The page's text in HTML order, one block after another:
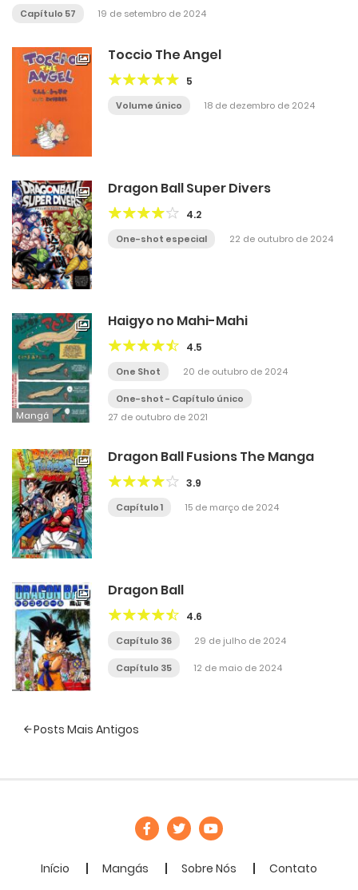
Capítulo 57
19 de setembro de 2024
Toccio The Angel
5
Volume único 18 de dezembro de 2024
Dragon Ball Super Divers
4.2
One-shot especial 22 de outubro de 2024
Mangá
Haigyo no Mahi-Mahi
4.5
One Shot 20 de outubro de 2024
One-shot - Capítulo único
27 de outubro de 2021
Dragon Ball Fusions The Manga
3.9
Capítulo 1 15 de março de 2024
Dragon Ball
4.6
Capítulo 36 29 de julho de 2024
Capítulo 35 12 de maio de 2024
Navegação
Posts Mais Antigos
Início Mangás Sobre Nós Contato